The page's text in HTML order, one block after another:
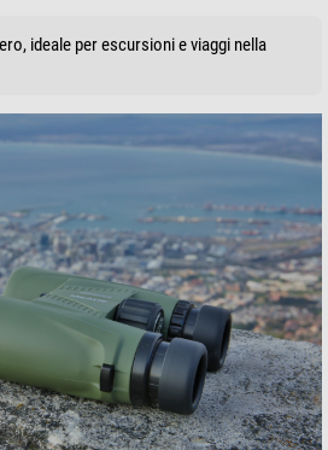
ideale per escursioni e viaggi nella